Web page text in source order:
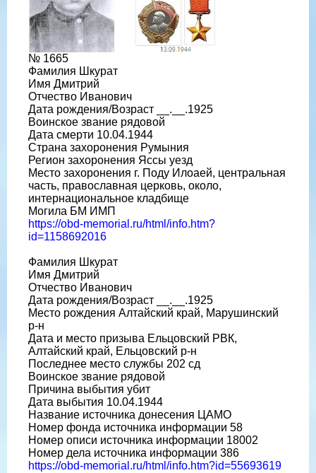
№ 1665
Фамилия Шкурат
Имя Дмитрий
Отчество Иванович
Дата рождения/Возраст __.__.1925
Воинское звание рядовой
Дата смерти 10.04.1944
Страна захоронения Румыния
Регион захоронения Яссы уезд
Место захоронения г. Поду Илоаей, центральная
часть, православная церковь, около,
интернациональное кладбище
Могила БМ ИМП
https://obd-memorial.ru/html/info.htm?
id=1158692016
Фамилия Шкурат
Имя Дмитрий
Отчество Иванович
Дата рождения/Возраст __.__.1925
Место рождения Алтайский край, Марушинский
р-н
Дата и место призыва Ельцовский РВК,
Алтайский край, Ельцовский р-н
Последнее место службы 202 сд
Воинское звание рядовой
Причина выбытия убит
Дата выбытия 10.04.1944
Название источника донесения ЦАМО
Номер фонда источника информации 58
Номер описи источника информации 18002
Номер дела источника информации 386
https://obd-memorial.ru/html/info.htm?id=55693619